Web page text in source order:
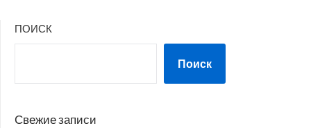
ПОИСК
Поиск
Свежие записи